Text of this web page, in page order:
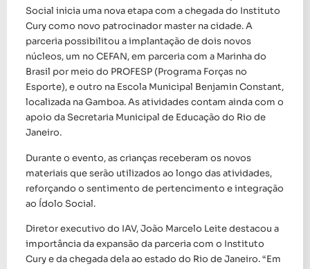
Social inicia uma nova etapa com a chegada do Instituto
Cury como novo patrocinador master na cidade. A
parceria possibilitou a implantação de dois novos
núcleos, um no CEFAN, em parceria com a Marinha do
Brasil por meio do PROFESP (Programa Forças no
Esporte), e outro na Escola Municipal Benjamin Constant,
localizada na Gamboa. As atividades contam ainda com o
apoio da Secretaria Municipal de Educação do Rio de
Janeiro.
Durante o evento, as crianças receberam os novos
materiais que serão utilizados ao longo das atividades,
reforçando o sentimento de pertencimento e integração
ao Ídolo Social.
Diretor executivo do IAV, João Marcelo Leite destacou a
importância da expansão da parceria com o Instituto
Cury e da chegada dela ao estado do Rio de Janeiro. “Em